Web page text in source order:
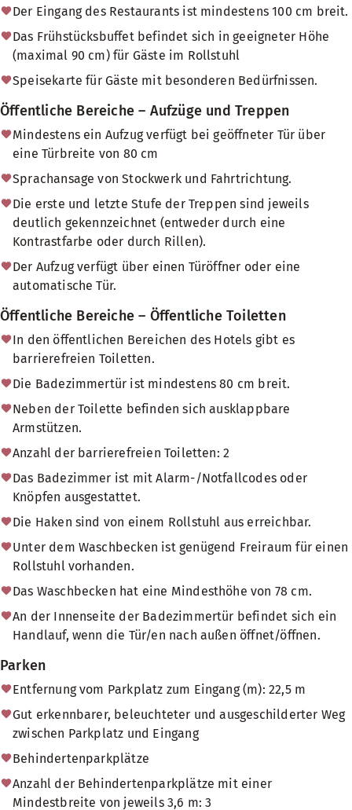
Der Eingang des Restaurants ist mindestens 100 cm breit.
Das Frühstücksbuffet befindet sich in geeigneter Höhe
(maximal 90 cm) für Gäste im Rollstuhl
Speisekarte für Gäste mit besonderen Bedürfnissen.
Öffentliche Bereiche – Aufzüge und Treppen
Mindestens ein Aufzug verfügt bei geöffneter Tür über
eine Türbreite von 80 cm
Sprachansage von Stockwerk und Fahrtrichtung.
Die erste und letzte Stufe der Treppen sind jeweils
deutlich gekennzeichnet (entweder durch eine
Kontrastfarbe oder durch Rillen).
Der Aufzug verfügt über einen Türöffner oder eine
automatische Tür.
Öffentliche Bereiche – Öffentliche Toiletten
In den öffentlichen Bereichen des Hotels gibt es
barrierefreien Toiletten.
Die Badezimmertür ist mindestens 80 cm breit.
Neben der Toilette befinden sich ausklappbare
Armstützen.
Anzahl der barrierefreien Toiletten: 2
Das Badezimmer ist mit Alarm-/Notfallcodes oder
Knöpfen ausgestattet.
Die Haken sind von einem Rollstuhl aus erreichbar.
Unter dem Waschbecken ist genügend Freiraum für einen
Rollstuhl vorhanden.
Das Waschbecken hat eine Mindesthöhe von 78 cm.
An der Innenseite der Badezimmertür befindet sich ein
Handlauf, wenn die Tür/en nach außen öffnet/öffnen.
Parken
Entfernung vom Parkplatz zum Eingang (m): 22,5 m
Gut erkennbarer, beleuchteter und ausgeschilderter Weg
zwischen Parkplatz und Eingang
Behindertenparkplätze
Anzahl der Behindertenparkplätze mit einer
Mindestbreite von jeweils 3,6 m: 3